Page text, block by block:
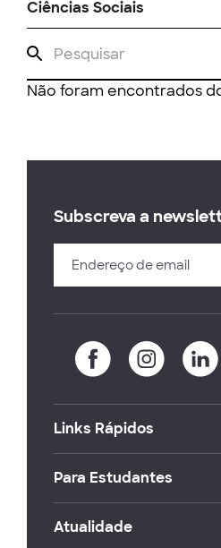
Ciências Sociais
Não foram encontrados
Subscreva a
Links Rápidos
Para Estudantes
Atualidade